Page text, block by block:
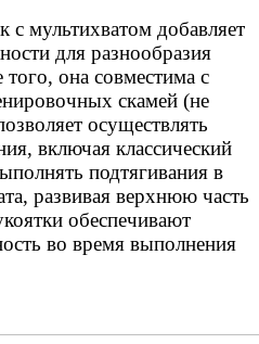
мультихватом добавляет
для разнообразия
она совместима с
скамей (не
осуществлять
включая классический
подтягивания в
развивая верхнюю часть
обеспечивают
во время выполнения